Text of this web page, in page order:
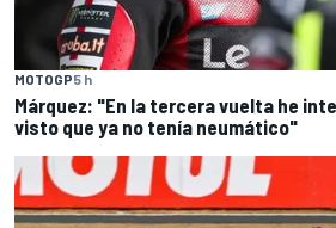
MOTOGP5 h
Márquez: "En la tercera vuelta he
visto que ya no tenía neumático"